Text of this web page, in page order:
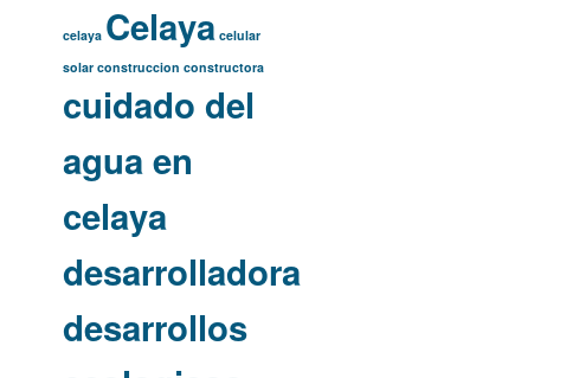
celaya Celaya celular
solar construccion constructora
cuidado del
agua en
celaya
desarrolladora
desarrollos